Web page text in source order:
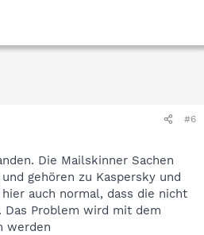
#6
Die Mailskinner Sachen
gehören zu Kaspersky und
auch normal, dass die nicht
Problem wird mit dem
werden